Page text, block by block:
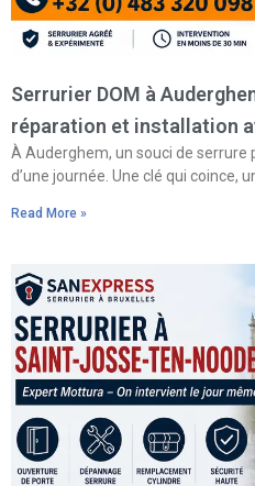
Serrurier DOM à
réparation et installation
À Auderghem, un souci de
d’une journée. Une clé qui coince,
Read More »